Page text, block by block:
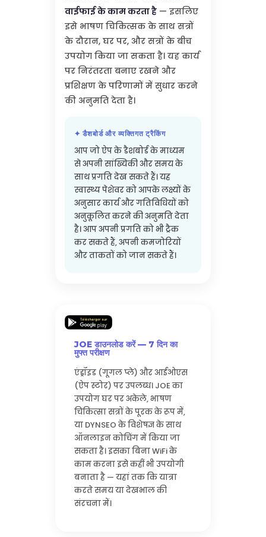
वाईफाई के काम करता है— इसलिए
इसे भाषण चिकित्सक के साथ सत्रों
के दौरान, घर पर, और सत्रों के बीच
उपयोग किया जा सकता है। यह कार्य
पर निरंतरता बनाए रखने और
प्रशिक्षण के परिणामों में सुधार करने
की अनुमति देता है।
✦ डैशबोर्ड और व्यक्तिगत ट्रैकिंग
आप जो ऐप के डैशबोर्ड के माध्यम
से अपनी सांख्यिकी और समय के
साथ प्रगति देख सकते हैं। यह
स्वास्थ्य पेशेवर को आपके लक्ष्यों के
अनुसार कार्य और गतिविधियों को
अनुकूलित करने की अनुमति देता
है। आप अपनी प्रगति को भी ट्रैक
कर सकते हैं, अपनी कमजोरियों
और ताकतों को जान सकते हैं।
JOE डाउनलोड करें — 7 दिन का
मुफ्त परीक्षण
एंड्रॉइड (गूगल प्ले) और आईओएस
(ऐप स्टोर) पर उपलब्ध। JOE का
उपयोग घर पर अकेले, भाषण
चिकित्सा सत्रों के पूरक के रूप में,
या DYNSEO के विशेषज्ञ के साथ
ऑनलाइन कोचिंग में किया जा
सकता है। इसका बिना WiFi के
काम करना इसे कहीं भी उपयोगी
बनाता है — यहां तक कि यात्रा
करते समय या देखभाल की
संरचना में।